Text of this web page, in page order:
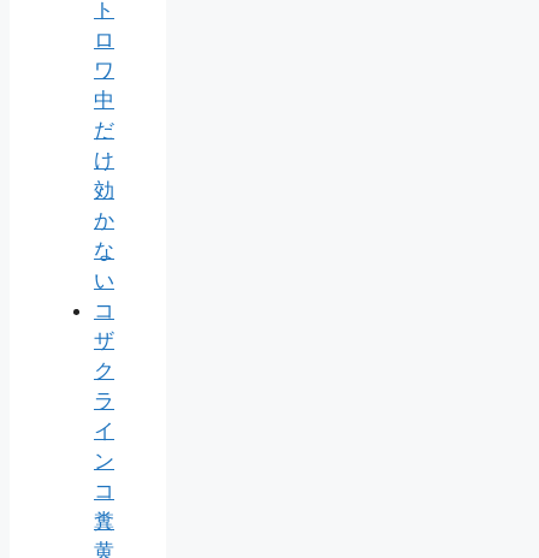
ト
ロ
ワ
中
だ
け
効
か
な
い
コ
ザ
ク
ラ
イ
ン
コ
糞
黄